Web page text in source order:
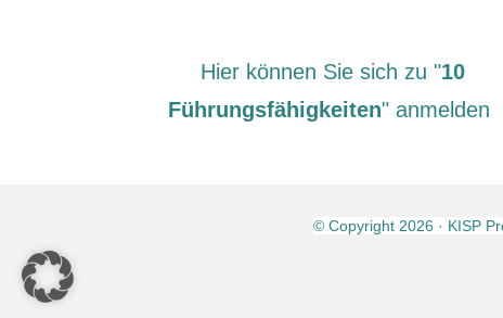
Hier können Sie sich zu "10
Führungsfähigkeiten" anmelden
© Copyright 2026 · KISP